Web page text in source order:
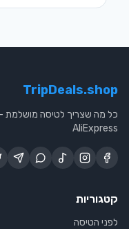
TripDeals.shop
כל מה שצריך לטיסה מושלמת –
AliExpress
קטגוריות
לפני הטיסה